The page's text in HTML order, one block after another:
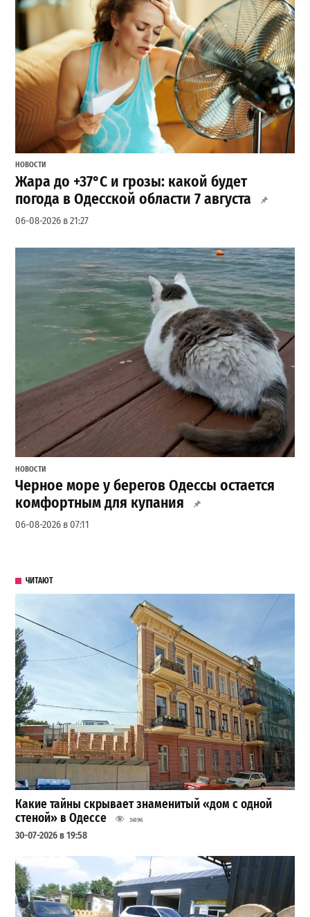
НОВОСТИ
Жара до +37°С и грозы: какой будет
погода в Одесской области 7 августа
06-08-2026 в 21:27
НОВОСТИ
Черное море у берегов Одессы остается
комфортным для купания
06-08-2026 в 07:11
ЧИТАЮТ
Какие тайны скрывает знаменитый «дом с одной
стеной» в Одессе
34196
30-07-2026 в 19:58